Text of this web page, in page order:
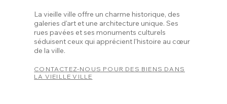
La vieille ville offre un charme historique, des
galeries d'art et une architecture unique. Ses
rues pavées et ses monuments culturels
séduisent ceux qui apprécient l'histoire au cœur
de la ville.
CONTACTEZ-NOUS POUR DES BIENS DANS
LA VIEILLE VILLE